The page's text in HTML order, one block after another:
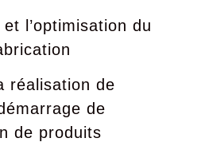
l’optimisation du
réalisation de
de
de produits